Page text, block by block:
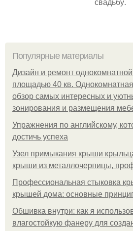
Популярные материалы
Дизайн и ремонт
площадью 40 кв.
обзор самых интересных и
зонирования и размещения
Упражнения по английскому,
достичь успеха
Узел примыкания крыши
крыши из металлочерпицы,
Профессиональная стыковка
крышей дома: основные
Обшивка внутри: как я
влагостойкую фанеру для